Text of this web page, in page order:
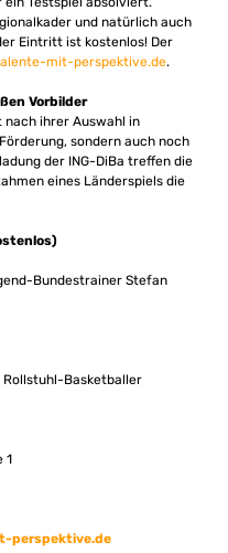
und natürlich auch
Eintritt ist kostenlos! Der
mit-perspektive.de.
Vorbilder
ihrer Auswahl in
sondern auch noch
der ING-DiBa treffen die
eines Länderspiels die
Bundestrainer Stefan
Rollstuhl-Basketballer
1
perspektive.de